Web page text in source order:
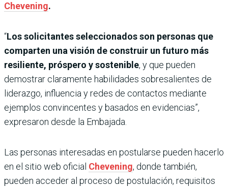
Chevening.
“Los solicitantes seleccionados son personas que
comparten una visión de construir un futuro más
resiliente, próspero y sostenible, y que pueden
demostrar claramente habilidades sobresalientes de
liderazgo, influencia y redes de contactos mediante
ejemplos convincentes y basados en evidencias”,
expresaron desde la Embajada.
Las personas interesadas en postularse pueden hacerlo
en el sitio web oficial Chevening, donde también,
pueden acceder al proceso de postulación, requisitos